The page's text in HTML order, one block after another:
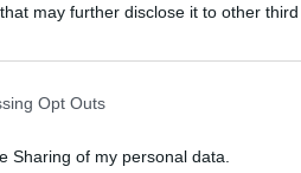
that may further disclose it to other third
Opt Outs
Sharing of my personal data.